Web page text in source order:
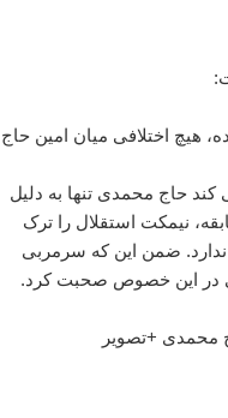
هیچ اختلافی میان امین حاج
حاج محمدی تنها به دلیل
نیمکت استقلال را ترک
ضمن این که سرمربی
در این خصوص صحبت کرد.
محمدی +تصویر